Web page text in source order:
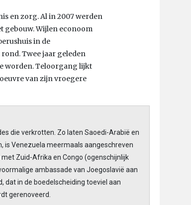
en zorg. Al in 2007 werden
gebouw. Wijlen econoom
in de
Twee jaar geleden
worden. Teloorgang lijkt
van zijn vroegere
die verkrotten. Zo laten Saoedi-Arabië en
is Venezuela meermaals aangeschreven
Zuid-Afrika en Congo (ogenschijnlijk
ambassade van Joegoslavië aan
dat in de boedelscheiding toeviel aan
gerenoveerd.